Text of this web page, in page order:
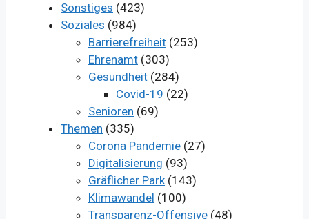
Sonstiges (423)
Soziales (984)
Barrierefreiheit (253)
Ehrenamt (303)
Gesundheit (284)
Covid-19 (22)
Senioren (69)
Themen (335)
Corona Pandemie (27)
Digitalisierung (93)
Gräflicher Park(143)
Klimawandel (100)
Transparenz-Offensive (48)